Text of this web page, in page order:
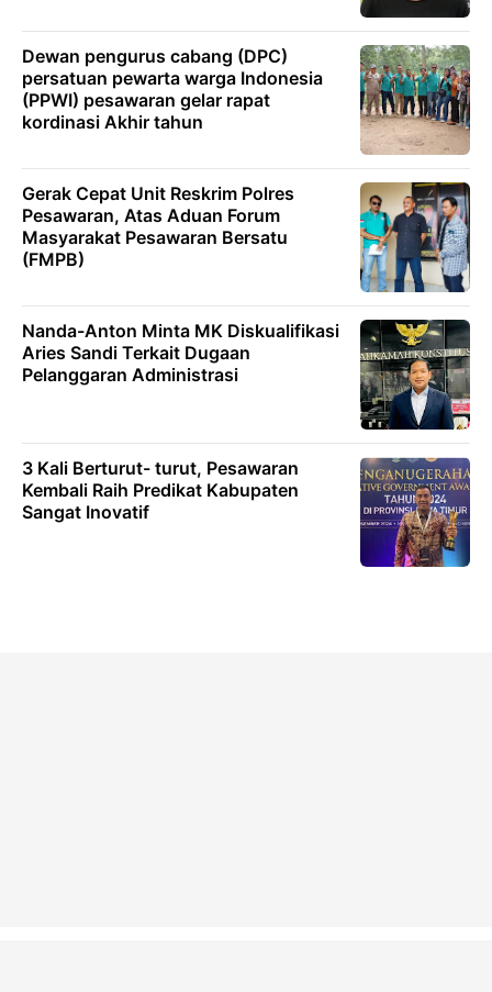
Dewan pengurus cabang (DPC)
persatuan pewarta warga Indonesia
(PPWI) pesawaran gelar rapat
kordinasi Akhir tahun
Gerak Cepat Unit Reskrim Polres
Pesawaran, Atas Aduan Forum
Masyarakat Pesawaran Bersatu
(FMPB)
Nanda-Anton Minta MK Diskualifikasi
Aries Sandi Terkait Dugaan
Pelanggaran Administrasi
3 Kali Berturut- turut, Pesawaran
Kembali Raih Predikat Kabupaten
Sangat Inovatif